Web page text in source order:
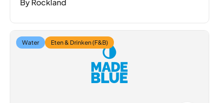
By Rockland
Water Eten & Drinken (F&B)